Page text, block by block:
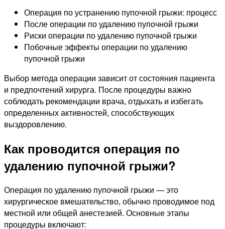
Операция по устранению пупочной грыжи: процесс
После операции по удалению пупочной грыжи
Риски операции по удалению пупочной грыжи
Побочные эффекты операции по удалению
пупочной грыжи
Выбор метода операции зависит от состояния пациента
и предпочтений хирурга. После процедуры важно
соблюдать рекомендации врача, отдыхать и избегать
определенных активностей, способствующих
выздоровлению.
Как проводится операция по
удалению пупочной грыжи?
Операция по удалению пупочной грыжи — это
хирургическое вмешательство, обычно проводимое под
местной или общей анестезией. Основные этапы
процедуры включают: